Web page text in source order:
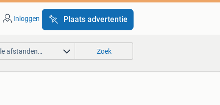
Inloggen Plaats advertentie
afstanden… Zoek